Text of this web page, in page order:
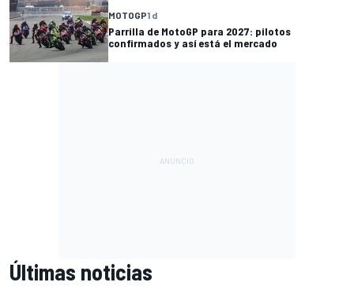
MOTOGP1 d
Parrilla de MotoGP para 2027: pilotos
confirmados y así está el mercado
Últimas noticias